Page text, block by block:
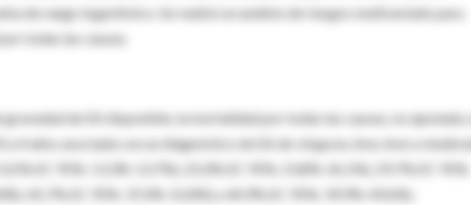
de rango logarítmico. Se realizó un análisis de riesgos multivariado para
todas las causas.
gravedad de EA disponible, la mortalidad por todas las causas, no ajustada,
4 años asociada con un diagnóstico de EA de
ninguna, leve, leve a
(IC 95%: 13,3%-13,7%), 25,0% (IC 95%: 23,8%-26,1%), 29,7% (IC 95%:
45,7% (IC 95%: 37,4%-52,8%) y 44,9% (IC 95%: 39,9%-49,6%),